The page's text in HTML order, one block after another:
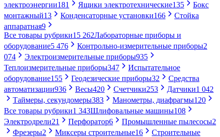
электроэнергии181 Ящики электротехнические135
Бокс
монтажный13 Конденсаторные установки166
Стойка
аппаратная9
Все товары рубрики15 262Лабораторные приборы и
оборудование5 476 Контрольно-измерительные приборы2
074
Электроизмерительные приборы935
Теплоизмерительные приборы347
Испытательное
оборудование155 Геодезические приборы32
Средства
автоматизации936 Весы420 Счетчики253 Датчики1 042
Таймеры, секундомеры383 Манометры, диафрагмы120
Все товары рубрики1 343Шлифовальные машины108
Электродрели21 Перфоратор6 Промышленные пылесосы2
Фрезеры2 Миксеры строительные16
Строительные